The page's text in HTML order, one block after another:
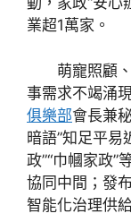
業超1萬家。
萌寵照顧
事需求不竭涌
俱樂部會長兼
暗語”知足平易
政”“巾幗家政
協同中間；發
智能化治理供